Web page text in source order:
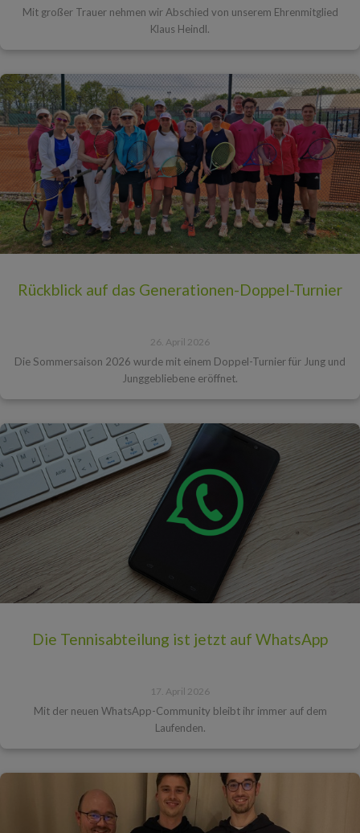
Mit großer Trauer nehmen wir Abschied von unserem Ehrenmitglied
Klaus Heindl.
Rückblick auf das Generationen-Doppel-Turnier
26. April 2026
Die Sommersaison 2026 wurde mit einem Doppel-Turnier für Jung und
Junggebliebene eröffnet.
Die Tennisabteilung ist jetzt auf WhatsApp
17. April 2026
Mit der neuen WhatsApp-Community bleibt ihr immer auf dem
Laufenden.